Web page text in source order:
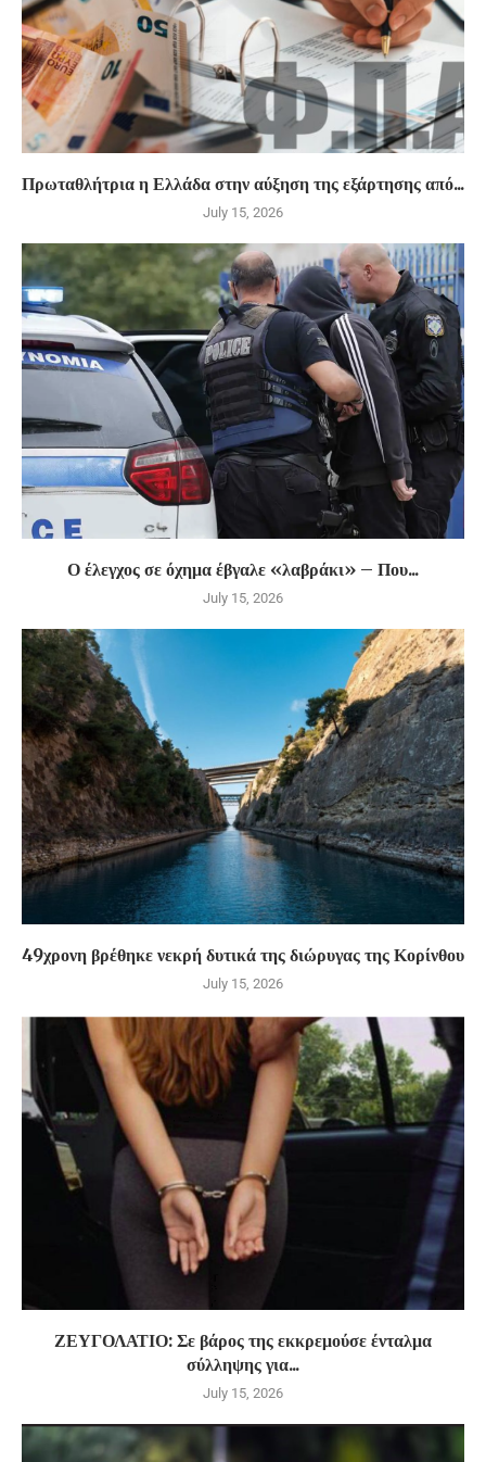
Πρωταθλήτρια η Ελλάδα στην αύξηση της εξάρτησης από...
July 15, 2026
Ο έλεγχος σε όχημα έβγαλε «λαβράκι» – Που...
July 15, 2026
49χρονη βρέθηκε νεκρή δυτικά της διώρυγας της Κορίνθου
July 15, 2026
ΖΕΥΓΟΛΑΤΙΟ: Σε βάρος της εκκρεμούσε ένταλμα
σύλληψης για...
July 15, 2026